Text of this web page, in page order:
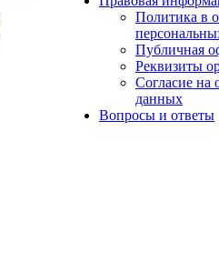
Политика в
Публичная
Реквизиты
Согласие на
данных
Вопросы и ответы